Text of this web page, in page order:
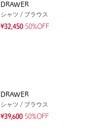
DRAWER
シャツ / ブラウス
¥32,450 50%OFF
DRAWER
シャツ / ブラウス
¥39,600 50%OFF